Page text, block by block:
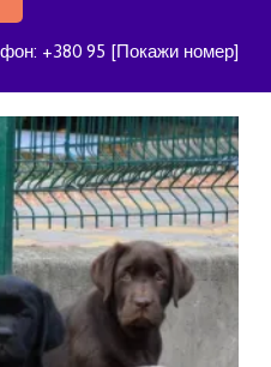
+380 95 [Покажи номер]